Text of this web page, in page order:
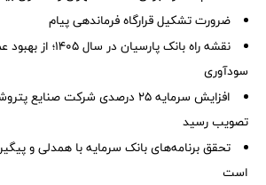
ضرورت تشكیل قرارگاه فرماندهی پیام
نقشه راه بانک پارسیان
سودآوری
افزایش سرمایه ۲۵ درصدی شرکت
تصویب رسید
تحقق برنامه‌های بانک سرمایه با همدلی و
است